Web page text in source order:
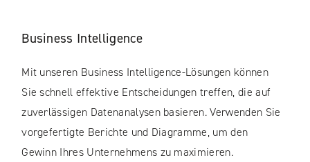
Business Intelligence
Mit unseren Business Intelligence-Lösungen können
Sie schnell effektive Entscheidungen treffen, die auf
zuverlässigen Datenanalysen basieren. Verwenden Sie
vorgefertigte Berichte und Diagramme, um den
Gewinn Ihres Unternehmens zu maximieren.